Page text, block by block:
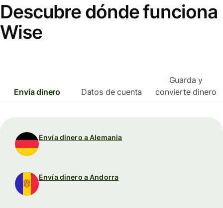
Descubre dónde funciona
Wise
Envía dinero Datos de cuenta
Guarda y
convierte dinero
Envía dinero a Alemania
Envía dinero a Andorra